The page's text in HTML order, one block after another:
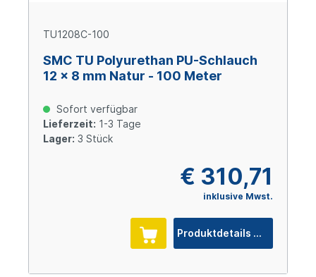
TU1208C-100
SMC TU Polyurethan PU-Schlauch
12 x 8 mm Natur - 100 Meter
Sofort verfügbar
Lieferzeit: 1-3 Tage
Lager: 3 Stück
€ 310,71
inklusive Mwst.
Produktdetails